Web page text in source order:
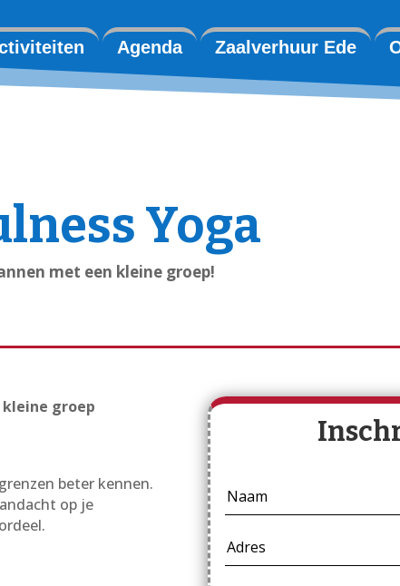
Agenda Zaalverhuur Ede
Yoga
met een kleine groep!
kleine groep
beter kennen.
op je